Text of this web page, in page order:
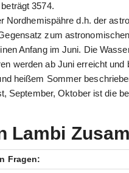
3574.
Nordhemispähre d.h. der
zum
Anfang im Juni. Die
werden ab Juni erreicht
heißem Sommer
September, Oktober ist die
Lambi
Fragen: